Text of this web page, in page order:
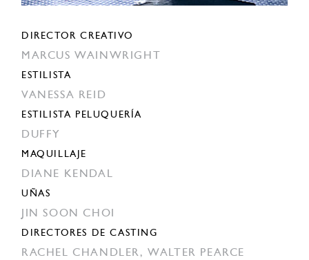
DIRECTOR CREATIVO
MARCUS WAINWRIGHT
ESTILISTA
VANESSA REID
ESTILISTA PELUQUERÍA
DUFFY
MAQUILLAJE
DIANE KENDAL
UÑAS
JIN SOON CHOI
DIRECTORES DE CASTING
RACHEL CHANDLER,WALTER PEARCE